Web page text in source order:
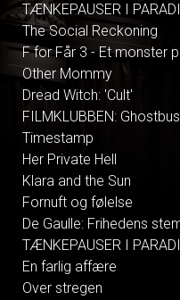
TÆNKEPAUSER I
The Social Reckoning
F for Får 3 - Et monster
Other Mommy
Dread Witch: 'Cult'
FILMKLUBBEN:
Timestamp
Her Private Hell
Klara and the Sun
Fornuft og følelse
De Gaulle: Frihedens
TÆNKEPAUSER I
En farlig affære
Over stregen